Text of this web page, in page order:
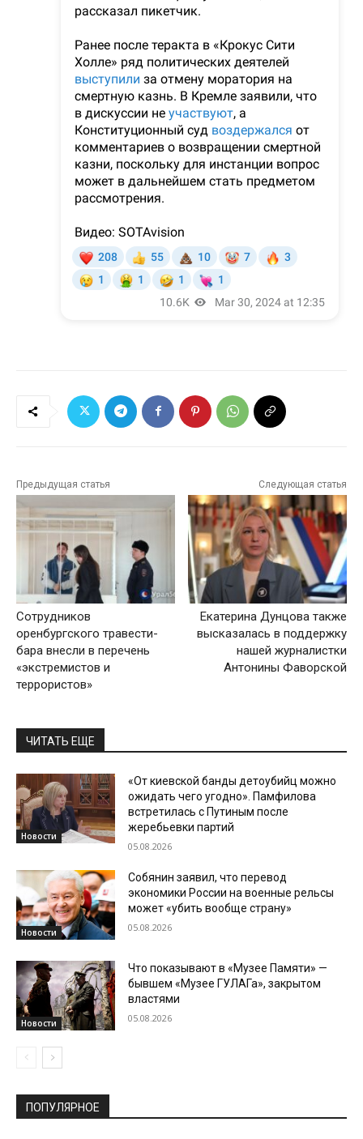
Предыдущая статья
Сотрудников
оренбургского травести-
бара внесли в перечень
«экстремистов и
террористов»
Следующая статья
Екатерина Дунцова также
высказалась в поддержку
нашей журналистки
Антонины Фаворской
ЧИТАТЬ ЕЩЕ
Новости
«От киевской банды детоубийц можно
ожидать чего угодно». Памфилова
встретилась с Путиным после
жеребьевки партий
05.08.2026
Новости
Собянин заявил, что перевод
экономики России на военные рельсы
может «убить вообще страну»
05.08.2026
Новости
Что показывают в «Музее Памяти» —
бывшем «Музее ГУЛАГа», закрытом
властями
05.08.2026
ПОПУЛЯРНОЕ